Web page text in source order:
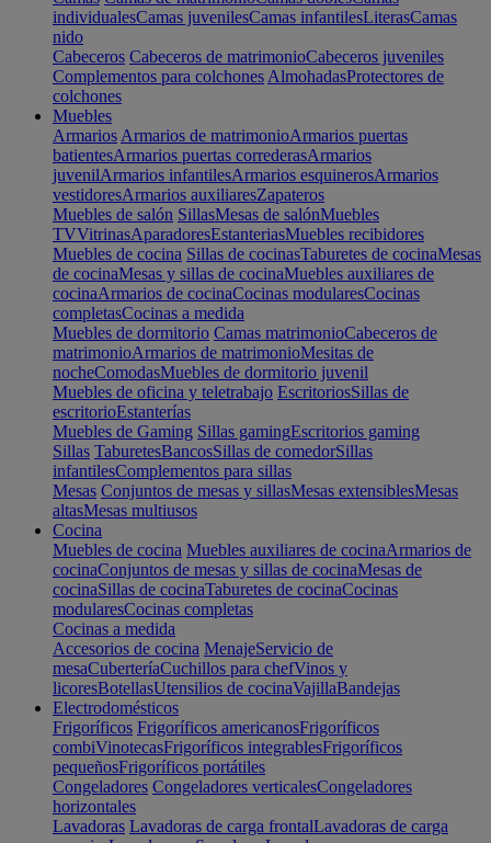
individualesCamas juvenilesCamas infantilesLiterasCamas
nido
Cabeceros Cabeceros de matrimonioCabeceros juveniles
Complementos para colchones AlmohadasProtectores de
colchones
Muebles
Armarios Armarios de matrimonioArmarios puertas
batientesArmarios puertas correderasArmarios
juvenilArmarios infantilesArmarios esquinerosArmarios
vestidoresArmarios auxiliaresZapateros
Muebles de salón SillasMesas de salónMuebles
TVVitrinasAparadoresEstanteriasMuebles recibidores
Muebles de cocina Sillas de cocinasTaburetes de cocinaMesas
de cocinaMesas y sillas de cocinaMuebles auxiliares de
cocinaArmarios de cocinaCocinas modularesCocinas
completasCocinas a medida
Muebles de dormitorio Camas matrimonioCabeceros de
matrimonioArmarios de matrimonioMesitas de
nocheComodasMuebles de dormitorio juvenil
Muebles de oficina y teletrabajo EscritoriosSillas de
escritorioEstanterías
Muebles de Gaming Sillas gamingEscritorios gaming
Sillas TaburetesBancosSillas de comedorSillas
infantilesComplementos para sillas
Mesas Conjuntos de mesas y sillasMesas extensiblesMesas
altasMesas multiusos
Cocina
Muebles de cocina Muebles auxiliares de cocinaArmarios de
cocinaConjuntos de mesas y sillas de cocinaMesas de
cocinaSillas de cocinaTaburetes de cocinaCocinas
modularesCocinas completas
Cocinas a medida
Accesorios de cocina MenajeServicio de
mesaCuberteríaCuchillos para chefVinos y
licoresBotellasUtensilios de cocinaVajillaBandejas
Electrodomésticos
Frigoríficos Frigoríficos americanosFrigoríficos
combiVinotecasFrigoríficos integrablesFrigoríficos
pequeñosFrigoríficos portátiles
Congeladores Congeladores verticalesCongeladores
horizontales
Lavadoras Lavadoras de carga frontalLavadoras de carga